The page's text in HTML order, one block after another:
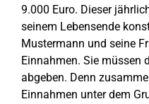
9.000 Euro. Dieser
seinem Lebensende
Mustermann und seine
Einnahmen. Sie müssen
abgeben. Denn
Einnahmen unter dem